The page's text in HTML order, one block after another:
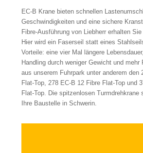
EC-B Krane bieten schnellen
Geschwindigkeiten und eine sichere
Fibre-Ausführung von Liebherr erhalten
Hier wird ein Faserseil statt eines
Vorteile: eine vier Mal längere
Handling durch weniger Gewicht und mehr
aus unserem Fuhrpark unter anderem den
Flat-Top, 278 EC-B 12 Fibre Flat-Top und
Flat-Top. Die spitzenlosen Turmdrehkrane
Ihre Baustelle in Schwerin.